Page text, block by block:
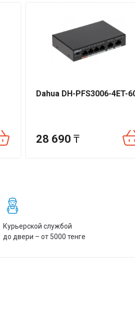
в любых условиях эксплуатации.
Hikvision.
Dahua DH-PFS3006-4ET-
28 690 ₸
Курьерской службой
до двери – от 5000 тенге